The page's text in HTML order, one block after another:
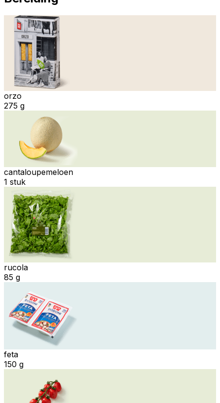
orzo
275 g
cantaloupemeloen
1 stuk
rucola
85 g
feta
150 g